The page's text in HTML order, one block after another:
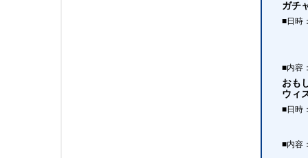
ガチ
■日時
■内容
おも
ウィ
■日時
■内容